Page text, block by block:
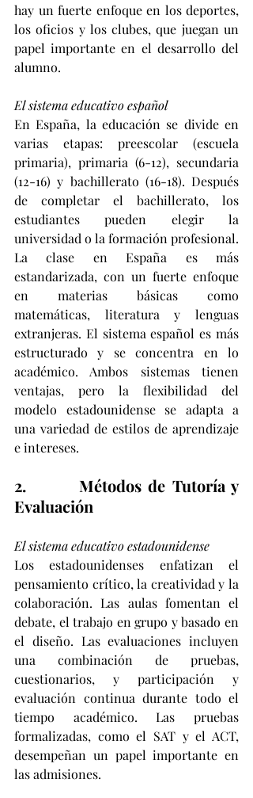
hay un fuerte enfoque en los deportes,
los oficios y los clubes, que juegan un
papel importante en el desarrollo del
alumno.
El sistema educativo español
En España, la educación se divide en
varias etapas: preescolar (escuela
primaria), primaria (6-12), secundaria
(12-16) y bachillerato (16-18). Después
de completar el bachillerato, los
estudiantes pueden elegir la
universidad o la formación profesional.
La clase en España es más
estandarizada, con un fuerte enfoque
en materias básicas como
matemáticas, literatura y lenguas
extranjeras. El sistema español es más
estructurado y se concentra en lo
académico. Ambos sistemas tienen
ventajas, pero la flexibilidad del
modelo estadounidense se adapta a
una variedad de estilos de aprendizaje
e intereses.
2.        Métodos de Tutoría y
Evaluación
El sistema educativo estadounidense
Los estadounidenses enfatizan el
pensamiento crítico, la creatividad y la
colaboración. Las aulas fomentan el
debate, el trabajo en grupo y basado en
el diseño. Las evaluaciones incluyen
una combinación de pruebas,
cuestionarios, y participación y
evaluación continua durante todo el
tiempo académico. Las pruebas
formalizadas, como el SAT y el ACT,
desempeñan un papel importante en
las admisiones.